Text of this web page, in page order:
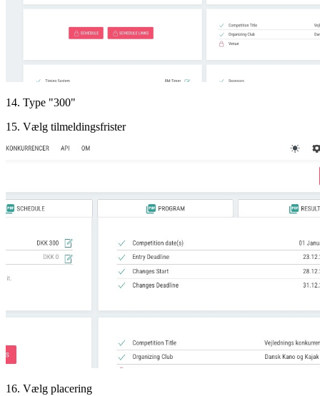
14. Type "300"
15. Vælg tilmeldingsfrister
16. Vælg placering